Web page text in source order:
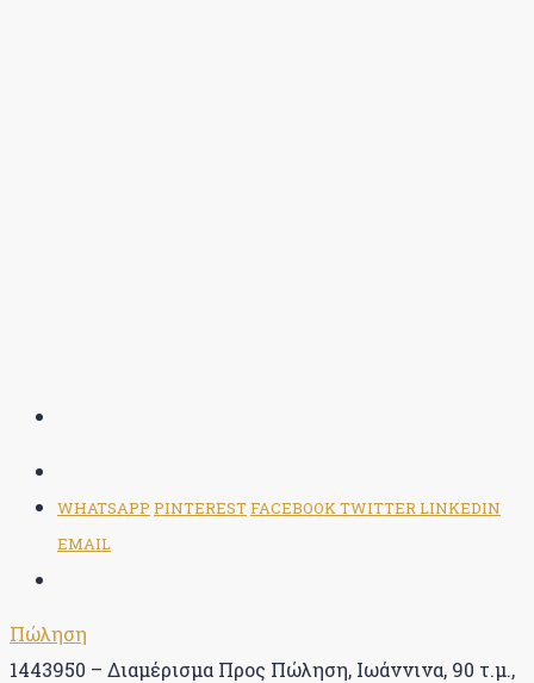
WHATSAPP PINTERESTFACEBOOKTWITTERLINKEDIN
EMAIL
Πώληση
1443950 – Διαμέρισμα Προς Πώληση, Ιωάννινα, 90 τ.μ.,